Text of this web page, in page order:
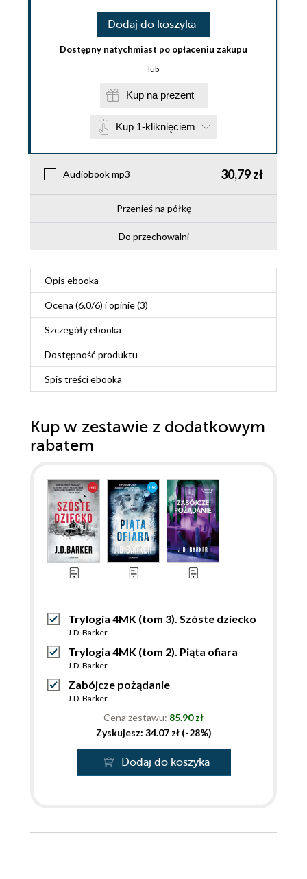
Dodaj do koszyka
Dostępny natychmiast po opłaceniu zakupu
lub
Kup na prezent
Kup 1-kliknięciem
Audiobook mp3 30,79 zł
Przenieś na półkę
Do przechowalni
Opis ebooka
Ocena (6.0/6) i opinie (3)
Szczegółyebooka
Dostępność produktu
Spis treściebooka
Kup w zestawie z dodatkowym
rabatem
Trylogia 4MK (tom 3). Szóste dziecko
J.D. Barker
Trylogia 4MK (tom 2). Piąta ofiara
J.D. Barker
Zabójcze pożądanie
J.D. Barker
Cena zestawu: 85.90 zł
Zyskujesz: 34.07 zł (-28%)
Dodaj do koszyka